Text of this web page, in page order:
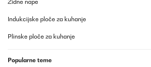
Brenner befindet sich in einem gehärtetem
die Flamme im Outdoorbereich auch
Die Ethanollaternen (50cm und 68cm hoch)
Terrasse sein.
Zidne nape
Indukcijske ploče za kuhanje
Plinske ploče za kuhanje
Popularne teme